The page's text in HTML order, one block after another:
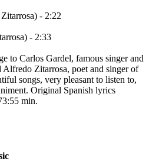
- 2:22
- 2:33
to Carlos Gardel, famous singer and
Alfredo Zitarrosa, poet and singer of
songs, very pleasant to listen to,
Original Spanish lyrics
min.